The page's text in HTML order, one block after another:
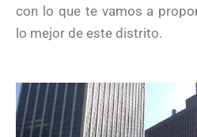
con lo que te vamos a
lo mejor de este distrito.